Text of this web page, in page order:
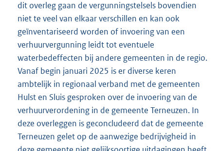
dit overleg gaan de vergunningstelsels bovendien
niet te veel van elkaar verschillen en kan ook
geïnventariseerd worden of invoering van een
verhuurvergunning leidt tot eventuele
waterbedeffecten bij andere gemeenten in de regio.
Vanaf begin januari 2025 is er diverse keren
ambtelijk in regionaal verband met de gemeenten
Hulst en Sluis gesproken over de invoering van de
verhuurverordening in de gemeente Terneuzen. In
deze overleggen is geconcludeerd dat de gemeente
Terneuzen gelet op de aanwezige bedrijvigheid in